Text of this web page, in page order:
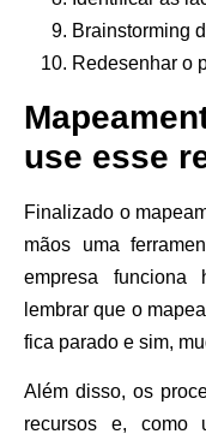
Brainstorming
Redesenhar o
use esse
Finalizado o
mãos uma
empresa funciona
lembrar que o
fica parado e sim,
Além disso, os
recursos e, como